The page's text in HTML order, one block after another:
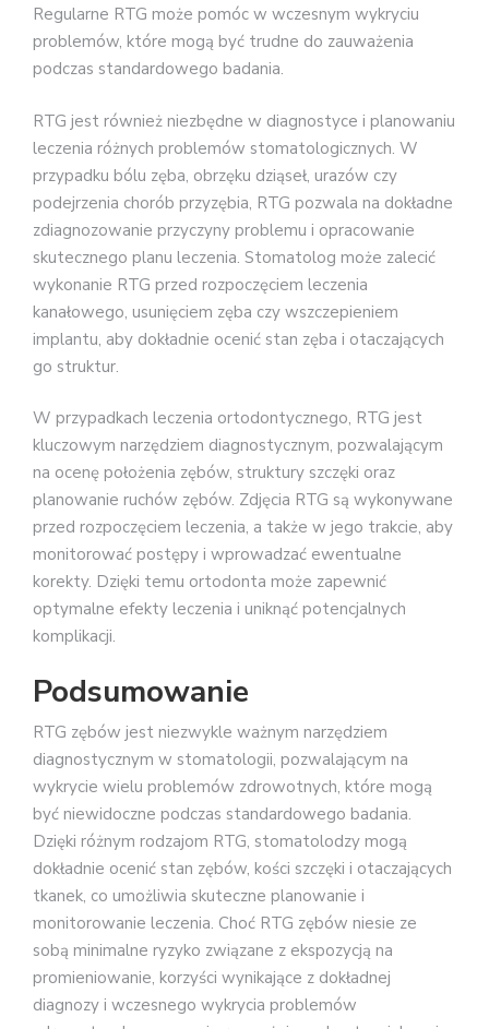
Regularne RTG może pomóc w wczesnym wykryciu
problemów, które mogą być trudne do zauważenia
podczas standardowego badania.
RTG jest również niezbędne w diagnostyce i planowaniu
leczenia różnych problemów stomatologicznych. W
przypadku bólu zęba, obrzęku dziąseł, urazów czy
podejrzenia chorób przyzębia, RTG pozwala na dokładne
zdiagnozowanie przyczyny problemu i opracowanie
skutecznego planu leczenia. Stomatolog może zalecić
wykonanie RTG przed rozpoczęciem leczenia
kanałowego, usunięciem zęba czy wszczepieniem
implantu, aby dokładnie ocenić stan zęba i otaczających
go struktur.
W przypadkach leczenia ortodontycznego, RTG jest
kluczowym narzędziem diagnostycznym, pozwalającym
na ocenę położenia zębów, struktury szczęki oraz
planowanie ruchów zębów. Zdjęcia RTG są wykonywane
przed rozpoczęciem leczenia, a także w jego trakcie, aby
monitorować postępy i wprowadzać ewentualne
korekty. Dzięki temu ortodonta może zapewnić
optymalne efekty leczenia i uniknąć potencjalnych
komplikacji.
Podsumowanie
RTG zębów jest niezwykle ważnym narzędziem
diagnostycznym w stomatologii, pozwalającym na
wykrycie wielu problemów zdrowotnych, które mogą
być niewidoczne podczas standardowego badania.
Dzięki różnym rodzajom RTG, stomatolodzy mogą
dokładnie ocenić stan zębów, kości szczęki i otaczających
tkanek, co umożliwia skuteczne planowanie i
monitorowanie leczenia. Choć RTG zębów niesie ze
sobą minimalne ryzyko związane z ekspozycją na
promieniowanie, korzyści wynikające z dokładnej
diagnozy i wczesnego wykrycia problemów